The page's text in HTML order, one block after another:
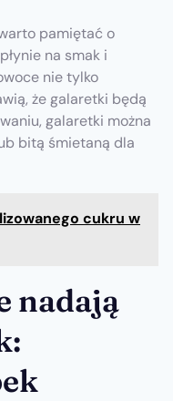
pamiętać o
na smak i
nie tylko
że galaretki będą
galaretki można
bitą śmietaną dla
cukru w
nadają